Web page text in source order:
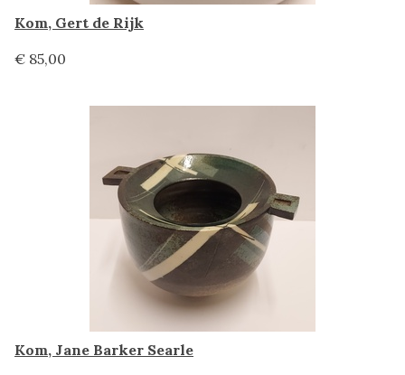
Kom, Gert de Rijk
€ 85,00
Kom, Jane Barker Searle